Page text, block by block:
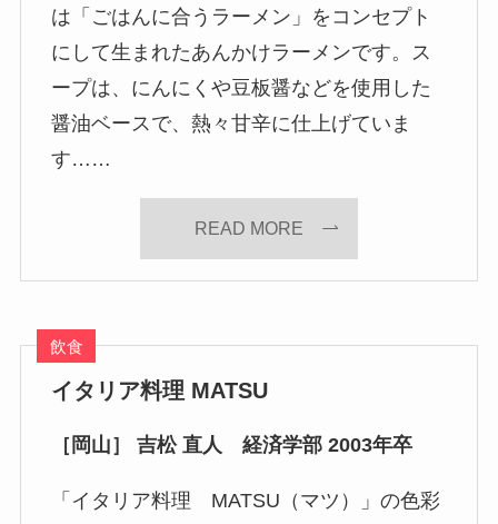
は「ごはんに合うラーメン」をコンセプト
にして生まれたあんかけラーメンです。ス
ープは、にんにくや豆板醤などを使用した
醤油ベースで、熱々甘辛に仕上げていま
す……
READ MORE
飲食
イタリア料理 MATSU
［岡山］ 吉松 直人 経済学部 2003年卒
「イタリア料理 MATSU（マツ）」の色彩